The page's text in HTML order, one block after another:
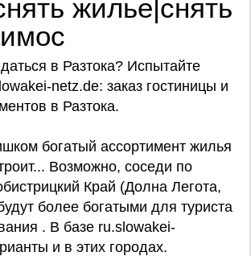
жилье|снять
в Разтока? Испытайте
netz.de: заказ гостиницы и
в Разтока.
богатый ассортимент жилья
Возможно, соседи по
Край (Долна Легота,
более богатыми для туриста
. В базе ru.slowakei-
и в этих городах.